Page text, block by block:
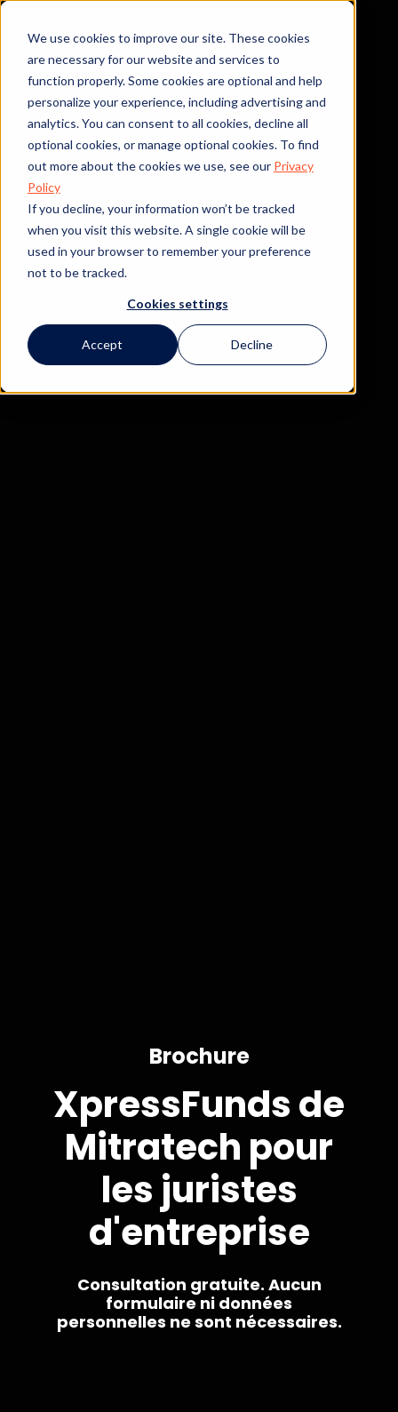
We use cookies to improve our site. These cookies
are necessary for our website and services to
function properly. Some cookies are optional and help
personalize your experience, including advertising and
analytics. You can consent to all cookies, decline all
optional cookies, or manage optional cookies. To find
out more about the cookies we use, see our Privacy
Policy
If you decline, your information won’t be tracked
when you visit this website. A single cookie will be
used in your browser to remember your preference
not to be tracked.
Cookies settings
Accept Decline
Brochure
XpressFunds de
Mitratech pour
les juristes
d'entreprise
Consultation gratuite. Aucun
formulaire ni données
personnelles ne sont nécessaires.